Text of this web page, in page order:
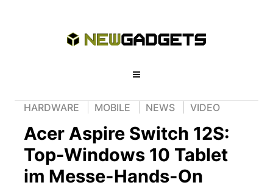
HARDWARE MOBILE NEWS VIDEO
Acer Aspire Switch 12S:
Top-Windows 10 Tablet
im Messe-Hands-On